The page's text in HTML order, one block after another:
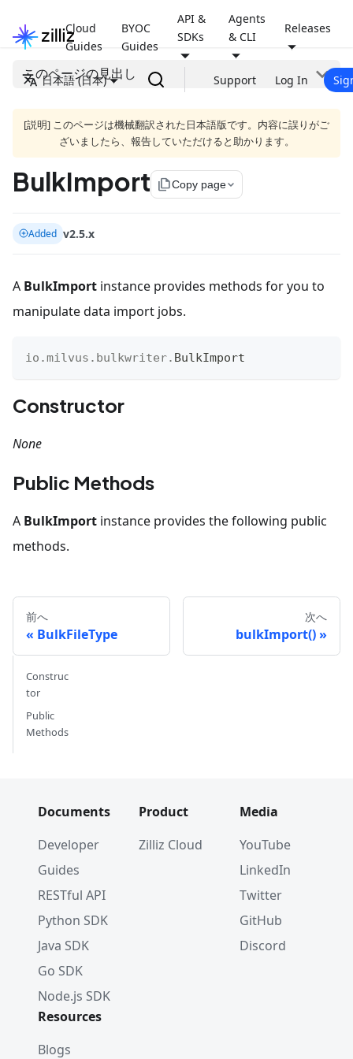
Cloud
Guides
BYOC
Guides
API &
SDKs
Agents
& CLI
Releases
日本語 (日本) Support Log In
このページの見出し
[説明] このページは機械翻訳された日本語版です。内容に誤りがご
ざいましたら、報告していただけると助かります。
BulkImport file_copyCopy page
Added v2.5.x
A BulkImport instance provides methods for you to
manipulate data import jobs.
io .milvus . bulkwriter. BulkImport
Constructor
None
Public Methods
A BulkImport instance provides the following public
methods.
前へ
BulkFileType
次へ
bulkImport()
Construc
tor
Public
Methods
Documents
Developer
Guides
RESTful API
Python SDK
Java SDK
Go SDK
Node.js SDK
Product
Zilliz Cloud
Media
YouTube
LinkedIn
Twitter
GitHub
Discord
Resources
Blogs